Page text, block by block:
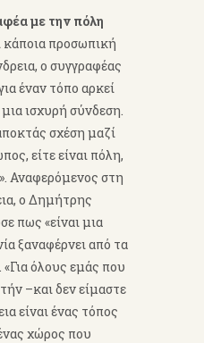
με την πόλη
κάποια προσωπική
ο συγγραφέας
έναν τόπο αρκεί
ισχυρή σύνδεση.
σχέση μαζί
είτε είναι πόλη,
Αναφερόμενος στη
ο Δημήτρης
πως «είναι μια
ξαναφέρνει από τα
«Για όλους εμάς που
–και δεν είμαστε
είναι ένας τόπος
χώρος που